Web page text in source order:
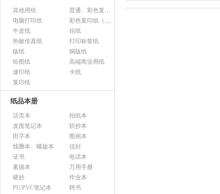
其他用纸
普通、彩色复印纸
电脑打印纸
彩色复印纸（政采）
牛皮纸
信纸
热敏传真纸
打印标签纸
版纸
铜版纸
绘图纸
高端商业用纸
速印纸
卡纸
复印纸
纸品本册
活页本
拍纸本
皮面笔记本
软抄本
田字本
图画本
线圈本、螺旋本
信封
证书
电话本
素描本
万用手册
硬抄
作业本
PU/PVC笔记本
聘书